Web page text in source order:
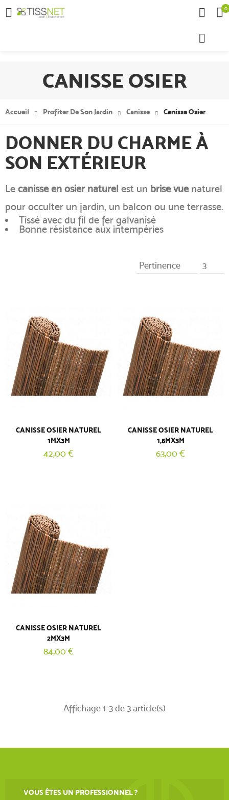
 0
CANISSE OSIER
Accueil Profiter De Son Jardin Canisse Canisse Osier
DONNER DU CHARME À
SON EXTÉRIEUR
Le canisse en osier naturel est un brise vuenaturel
pour occulter un jardin, un balcon ou une terrasse.
Tissé avec du fil de fer galvanisé
Bonne résistance aux intempéries
Pertinence 3
CANISSE OSIER NATUREL
1MX3M
42,00 €
CANISSE OSIER NATUREL
1,5MX3M
63,00 €
CANISSE OSIER NATUREL
2MX3M
84,00 €
Affichage 1-3 de 3 article(s)
VOUS ÊTES UN PROFESSIONNEL ?